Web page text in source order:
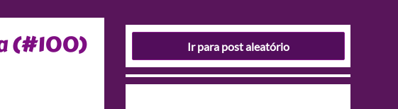
(#100) Ir para post aleatório